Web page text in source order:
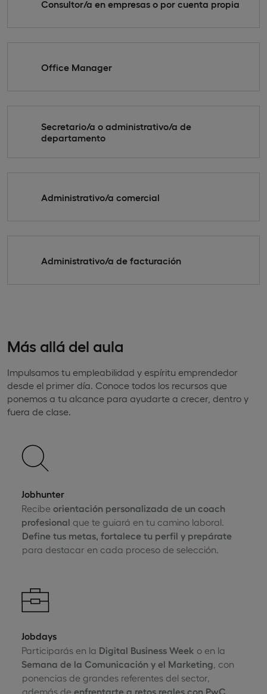
Consultor/a en empresas o por cuenta propia
Office Manager
Secretario/a o administrativo/a de
departamento
Administrativo/a comercial
Administrativo/a de facturación
Más allá del aula
Impulsamos tu empleabilidad y espíritu emprendedor
desde el primer día. Conoce todos los recursos que
ponemos a tu alcance para ayudarte a crecer, dentro y
fuera de clase.
Jobhunter
Recibeorientación personalizada de un coach
profesional que te guiará en tu camino laboral.
Define tus metas, fortalece tu perfil y prepárate
para destacar en cada proceso de selección.
Jobdays
Participarás en la Digital Business Week o en la
Semana de la Comunicación y el Marketing, con
ponencias de grandes referentes del sector,
además de enfrentarte a retos reales con PwC,